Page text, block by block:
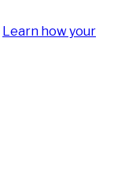
Learn how your